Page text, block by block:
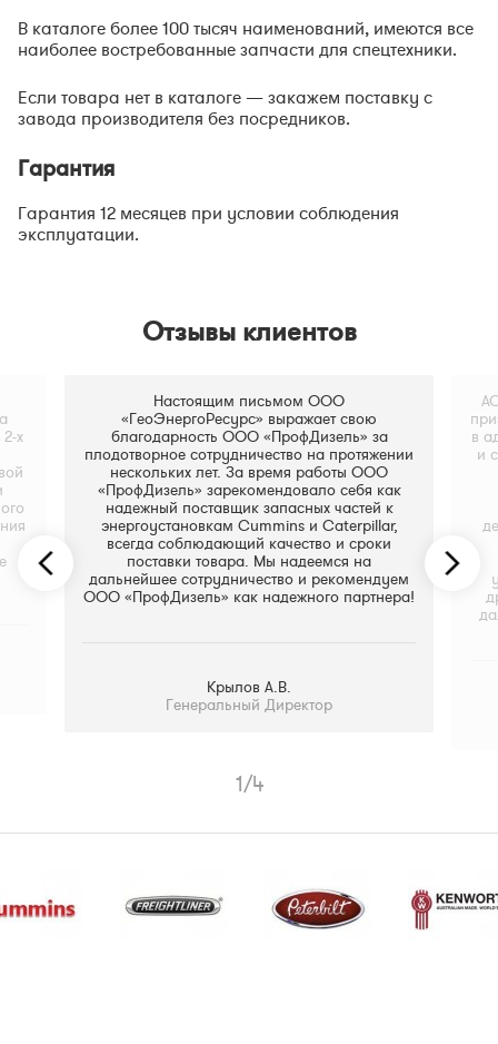
В каталоге более 100 тысяч наименований, имеются все
наиболее востребованные запчасти для спецтехники.
Если товара нет в каталоге — закажем поставку с
завода производителя без посредников.
Гарантия
Гарантия 12 месяцев при условии соблюдения
эксплуатации.
Отзывы клиентов
х
Настоящим письмом ООО
«ГеоЭнергоРесурс» выражает свою
благодарность ООО «ПрофДизель» за
плодотворное сотрудничество на протяжении
нескольких лет. За время работы ООО
«ПрофДизель» зарекомендовало себя как
надежный поставщик запасных частей к
энергоустановкам Cummins и Caterpillar,
всегда соблюдающий качество и сроки
поставки товара. Мы надеемся на
дальнейшее сотрудничество и рекомендуем
ООО «ПрофДизель» как надежного партнера!
Крылов А.В.
Генеральный Директор
в
и
1/4